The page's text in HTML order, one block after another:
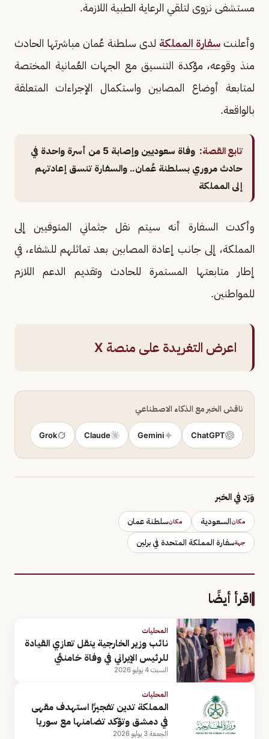
مستشفى نزوى لتلقي الرعاية الطبية اللازمة.
وأعلنت سفارة المملكة لدى سلطنة عُمان مباشرتها الحادث
منذ وقوعه، مؤكدة التنسيق مع الجهات العُمانية المختصة
لمتابعة أوضاع المصابين واستكمال الإجراءات المتعلقة
بالواقعة.
تابع القصة:
وفاة سعوديين وإصابة 5 من أسرة واحدة في
حادث مروري بسلطنة عُمان.. والسفارة تنسق إعادتهم
إلى المملكة
وأكدت السفارة أنه سيتم نقل جثماني المتوفيين إلى
المملكة، إلى جانب إعادة المصابين بعد تماثلهم للشفاء، في
إطار متابعتها المستمرة للحادث وتقديم الدعم اللازم
للمواطنين.
اعرض التغريدة على منصة X
ناقش الخبر مع الذكاء الاصطناعي
ChatGPT
Gemini
Claude
Grok
وَرَد في الخبر
مكانالسعودية مكانسلطنة عمان
جهةسفارة المملكة المتحدة في برلين
اقرأ أيضًا
المحليات
نائب وزير الخارجية ينقل تعازي القيادة
للرئيس الإيراني في وفاة خامنئي
السبت 4 يوليو 2026
المحليات
المملكة تدين تفجيرًا استهدف مقهى
في دمشق وتؤكد تضامنها مع سوريا
الجمعة 3 يوليو 2026